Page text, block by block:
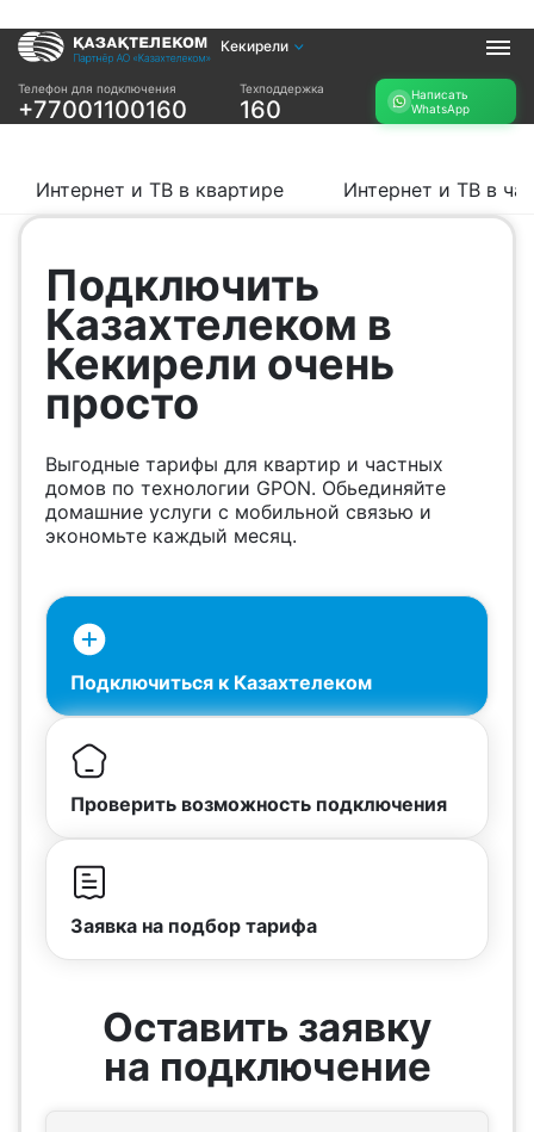
Кекирели
Телефон для подключения
+77001100160
Техподдержка
160
Написать
WhatsApp
Услуги
Интернет и ТВ в
частном доме
Интернет в офис
Проверить
возможность
подключения
Проверить
возможность
подключения по
названию ЖК
Новости
Акции
Заявка на
подбор тарифа
Интернет и ТВ в квартире Интернет и ТВ в
Подключить
Казахтелеком в
Кекирели очень
просто
Выгодные тарифы для квартир и частных
домов по технологии GPON. Обьединяйте
домашние услуги с мобильной связью и
экономьте каждый месяц.
Подключиться к Казахтелеком
Проверить возможность подключения
Заявка на подбор тарифа
Оставить заявку
на подключение